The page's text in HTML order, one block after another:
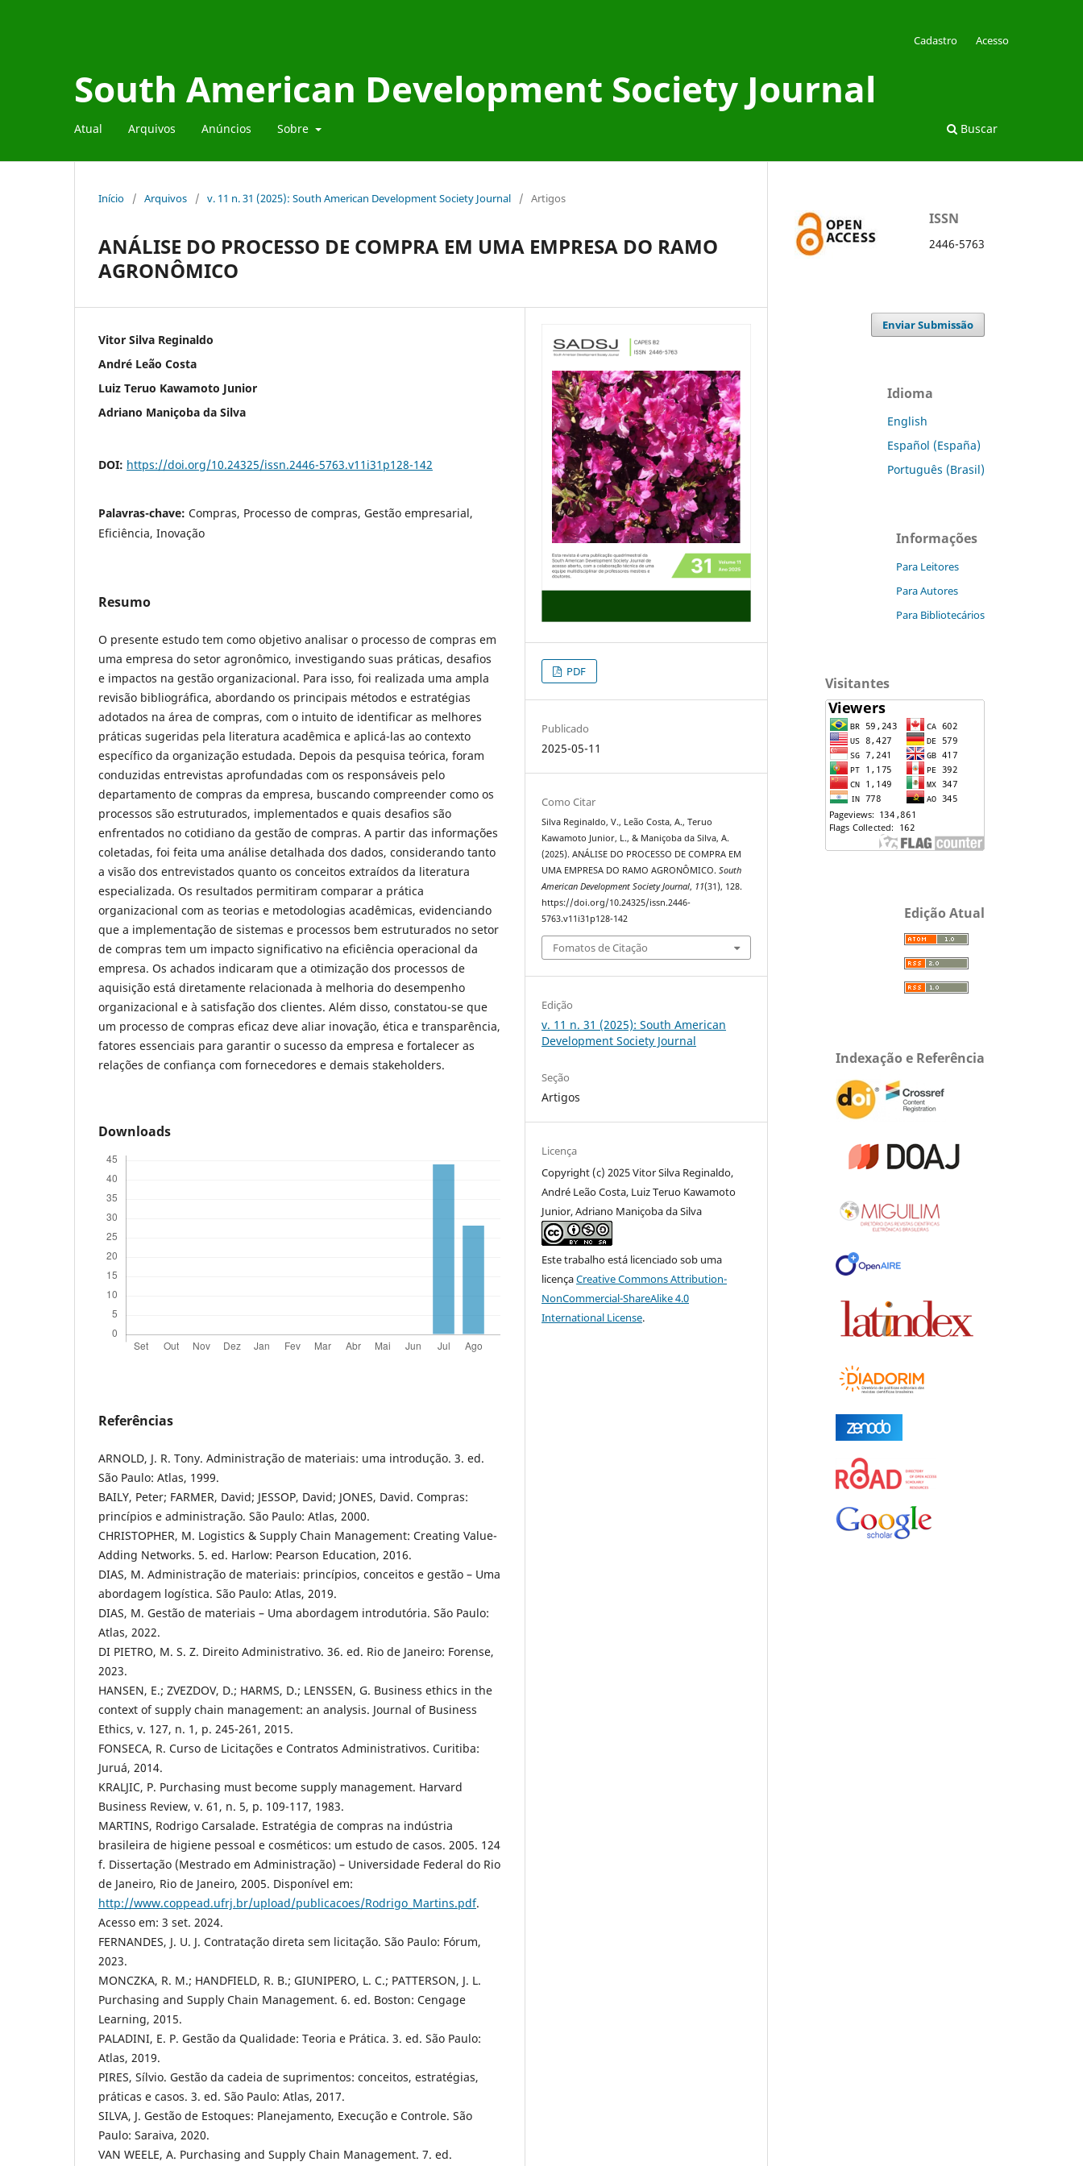
South American Development Society Journal
Atual Arquivos Anúncios Sobre Buscar
Cadastro Acesso
Início / Arquivos / v. 11 n. 31 (2025): South American Development Society Journal / Artigos
ANÁLISE DO PROCESSO DE COMPRA EM UMA EMPRESA DO RAMO
AGRONÔMICO
Vitor Silva Reginaldo
André Leão Costa
Luiz Teruo Kawamoto Junior
Adriano Maniçoba da Silva
DOI: https://doi.org/10.24325/issn.2446-5763.v11i31p128-142
Palavras-chave: Compras, Processo de compras, Gestão empresarial,
Eficiência, Inovação
Resumo
O presente estudo tem como objetivo analisar o processo de compras em
uma empresa do setor agronômico, investigando suas práticas, desafios
e impactos na gestão organizacional. Para isso, foi realizada uma ampla
revisão bibliográfica, abordando os principais métodos e estratégias
adotados na área de compras, com o intuito de identificar as melhores
práticas sugeridas pela literatura acadêmica e aplicá-las ao contexto
específico da organização estudada. Depois da pesquisa teórica, foram
conduzidas entrevistas aprofundadas com os responsáveis pelo
departamento de compras da empresa, buscando compreender como os
processos são estruturados, implementados e quais desafios são
enfrentados no cotidiano da gestão de compras. A partir das informações
coletadas, foi feita uma análise detalhada dos dados, considerando tanto
a visão dos entrevistados quanto os conceitos extraídos da literatura
especializada. Os resultados permitiram comparar a prática
organizacional com as teorias e metodologias acadêmicas, evidenciando
que a implementação de sistemas e processos bem estruturados no setor
de compras tem um impacto significativo na eficiência operacional da
empresa. Os achados indicaram que a otimização dos processos de
aquisição está diretamente relacionada à melhoria do desempenho
organizacional e à satisfação dos clientes. Além disso, constatou-se que
um processo de compras eficaz deve aliar inovação, ética e transparência,
fatores essenciais para garantir o sucesso da empresa e fortalecer as
relações de confiança com fornecedores e demais stakeholders.
Downloads
Referências
ARNOLD, J. R. Tony. Administração de materiais: uma introdução. 3. ed.
São Paulo: Atlas, 1999.
BAILY, Peter; FARMER, David; JESSOP, David; JONES, David. Compras:
princípios e administração. São Paulo: Atlas, 2000.
CHRISTOPHER, M. Logistics & Supply Chain Management: Creating Value-
Adding Networks. 5. ed. Harlow: Pearson Education, 2016.
DIAS, M. Administração de materiais: princípios, conceitos e gestão – Uma
abordagem logística. São Paulo: Atlas, 2019.
DIAS, M. Gestão de materiais – Uma abordagem introdutória. São Paulo:
Atlas, 2022.
DI PIETRO, M. S. Z. Direito Administrativo. 36. ed. Rio de Janeiro: Forense,
2023.
HANSEN, E.; ZVEZDOV, D.; HARMS, D.; LENSSEN, G. Business ethics in the
context of supply chain management: an analysis. Journal of Business
Ethics, v. 127, n. 1, p. 245-261, 2015.
FONSECA, R. Curso de Licitações e Contratos Administrativos. Curitiba:
Juruá, 2014.
KRALJIC, P. Purchasing must become supply management. Harvard
Business Review, v. 61, n. 5, p. 109-117, 1983.
MARTINS, Rodrigo Carsalade. Estratégia de compras na indústria
brasileira de higiene pessoal e cosméticos: um estudo de casos. 2005. 124
f. Dissertação (Mestrado em Administração) – Universidade Federal do Rio
de Janeiro, Rio de Janeiro, 2005. Disponível em:
http://www.coppead.ufrj.br/upload/publicacoes/Rodrigo_Martins.pdf.
Acesso em: 3 set. 2024.
FERNANDES, J. U. J. Contratação direta sem licitação. São Paulo: Fórum,
2023.
MONCZKA, R. M.; HANDFIELD, R. B.; GIUNIPERO, L. C.; PATTERSON, J. L.
Purchasing and Supply Chain Management. 6. ed. Boston: Cengage
Learning, 2015.
PALADINI, E. P. Gestão da Qualidade: Teoria e Prática. 3. ed. São Paulo:
Atlas, 2019.
PIRES, Sílvio. Gestão da cadeia de suprimentos: conceitos, estratégias,
práticas e casos. 3. ed. São Paulo: Atlas, 2017.
SILVA, J. Gestão de Estoques: Planejamento, Execução e Controle. São
Paulo: Saraiva, 2020.
VAN WEELE, A. Purchasing and Supply Chain Management. 7. ed.
PDF
Publicado
2025-05-11
Como Citar
Silva Reginaldo, V., Leão Costa, A., Teruo
Kawamoto Junior, L., & Maniçoba da Silva, A.
(2025). ANÁLISE DO PROCESSO DE COMPRA EM
UMA EMPRESA DO RAMO AGRONÔMICO.South
American Development Society Journal, 11(31), 128.
https://doi.org/10.24325/issn.2446-
5763.v11i31p128-142
Fomatos de Citação
Edição
v. 11 n. 31 (2025): South American
Development Society Journal
Seção
Artigos
Licença
Copyright (c) 2025 Vitor Silva Reginaldo,
André Leão Costa, Luiz Teruo Kawamoto
Junior, Adriano Maniçoba da Silva
Este trabalho está licenciado sob uma
licençaCreative Commons Attribution-
NonCommercial-ShareAlike 4.0
International License.
ISSN
2446-5763
Enviar Submissão
Idioma
English
Español (España)
Português (Brasil)
Informações
Para Leitores
Para Autores
Para Bibliotecários
Visitantes
Edição Atual
Indexação e Referência